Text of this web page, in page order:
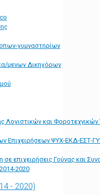
γυμναστηρίων
μενων Δικηγόρων
Λογιστικών και
Επιχειρήσεων ΨΥΧ-ΕΚΔ-ΕΣΤ-
σε επιχειρήσεις Γούνας και
2020
- 2020)